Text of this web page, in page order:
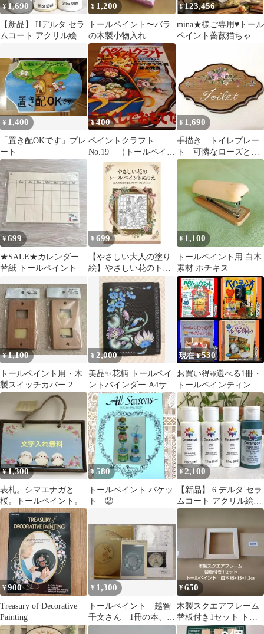
¥ 1,690
【新品】 Hデルタ セラ
ムコート アクリル絵の
¥ 1,200
トールペイント〜バラ
の木製小物入れ
¥123,456
mina★様ご専用♥トール
ペイント薔薇猫ちゃん
¥ 1,400
「置き配OKです」プレ
ート
¥400
ペイントクラフト
No.19 （トールペイン
ト図案付き雑誌）
¥ 1,690
手描き トイレプレー
ト 可憐なローズと小
花 トールペイント作
¥699
★SALE★カレンダー
替紙 トールペイント
¥ 699
【やさしい大人の塗り
絵】やさしい花のトー
ルペイントぬりえ
¥ 1,100
トールペイント用 白木
素材 ホチキス
¥1,100
トールペイント用・木
製スイッチカバー 2つ
穴 2個セット
¥ 2,000
美品✨花柄 トールペイ
ントバインダー A4サイ
ズ
現在 ¥530
お買い得❇️選べる1冊・
トールペインティング
関連書籍
¥1,300
表札。シマエナガと
桜。トールペイント。
¥580
トールペイント パケッ
ト ②
¥2,100
【新品】 6 デルタ セラ
ムコート アクリル絵の
具 トールペイント（白
¥900
Treasury of Decorative
Painting
¥ 1,300
トールペイント 越智
千文さん 1冊の本、パ
ケット2点
¥650
木製スクエアフレーム
替板付き1セット トー
ルペイント 白木